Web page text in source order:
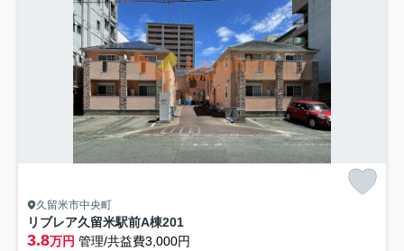
久留米市中央町
リブレア久留米駅前A棟201
3.8万円 管理/共益費3,000円